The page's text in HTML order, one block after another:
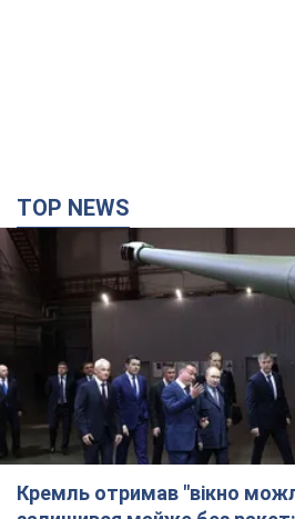
Кремль отримав "вікно
залишився майже без ракет:
Інтерв’ю з Мельником
Думка, що в Росії закінчаться
небезпечна, наголосив експерт
4 часа назад 24,8 т.
Україна має домовленості
поставку ракет до Patriot